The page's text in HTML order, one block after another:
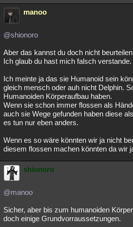
manoo
@shionoro
Aber das kannst du doch nicht
Ich glaub du hast mich falsch verstande.
Ich meinte ja das sie Humanoid sein
gleich mensch oder auh nicht Delphin.
Humanoiden Körperaufbau haben.
Wenn sie schon immer flossen als
auch sie Wege gefunden haben diese
es tun nur eben anders.
Wenn es so wäre könnten wir ja nicht
diesem flossen machen könnten da wir
shionoro
@manoo
Sicher, aber bis zum humanoiden
doch einige Grundvorraussetzungen.